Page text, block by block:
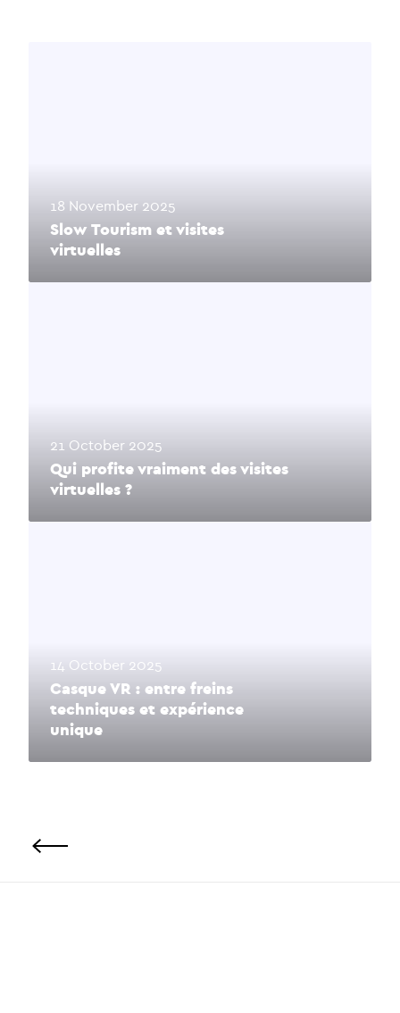
18 November 2025
Slow Tourism et visites
virtuelles
21 October 2025
Qui profite vraiment des visites
virtuelles ?
14 October 2025
Casque VR : entre freins
techniques et expérience
unique